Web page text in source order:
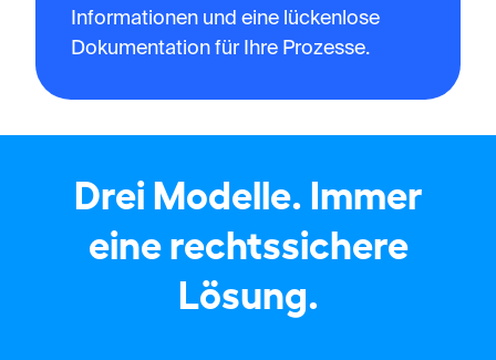
Informationen und eine lückenlose
Dokumentation für Ihre Prozesse.
Drei Modelle. Immer
eine rechtssichere
Lösung.